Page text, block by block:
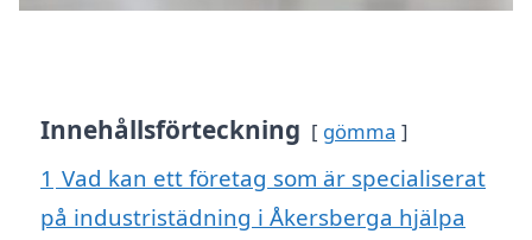
Innehållsförteckning gömma
1 Vad kan ett företag som är specialiserat
på industristädning i Åkersberga hjälpa